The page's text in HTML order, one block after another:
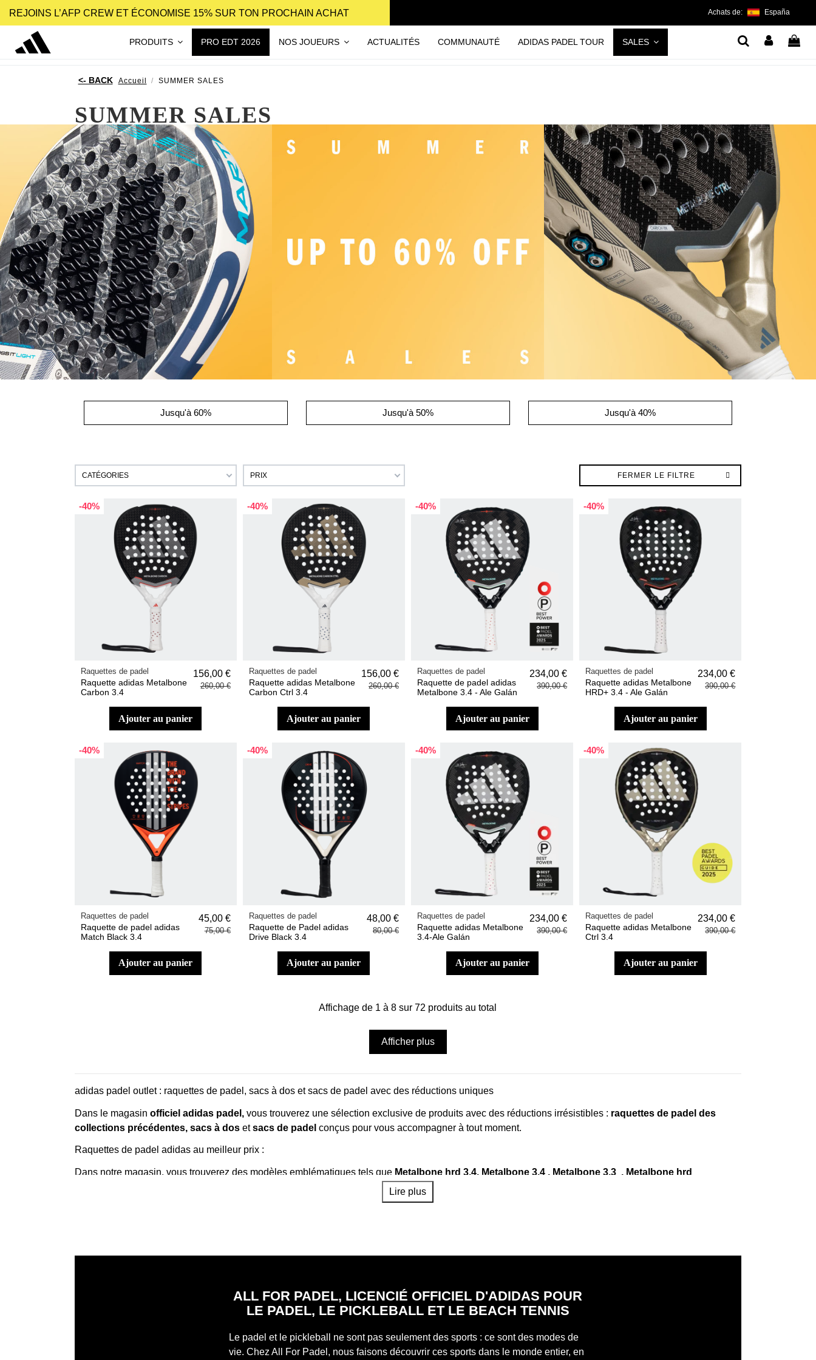
REJOINS L’AFP CREW ET ÉCONOMISE 15% SUR TON PROCHAIN ACHAT Achats de: España
PRODUITS PRO EDT 2026 NOS JOUEURS ACTUALITÉS COMMUNAUTÉ ADIDAS PADEL TOUR SALES
Accueil SUMMER SALES
SUMMER SALES
Jusqu'à 60% Jusqu'à 50% Jusqu'à 40%
CATÉGORIES PRIX FERMER LE FILTRE
-40%
Raquettes de padel
Raquette adidas Metalbone
Carbon 3.4
156,00 €
260,00 €
ajouter au panier
-40%
Raquettes de padel
Raquette adidas Metalbone
Carbon Ctrl 3.4
156,00 €
260,00 €
ajouter au panier
-40%
Raquettes de padel
Raquette de padel adidas
Metalbone 3.4 - Ale Galán
234,00 €
390,00 €
ajouter au panier
-40%
Raquettes de padel
Raquette adidas Metalbone
HRD+ 3.4 - Ale Galán
234,00 €
390,00 €
ajouter au panier
-40%
Raquettes de padel
Raquette de padel adidas
Match Black 3.4
45,00 €
75,00 €
ajouter au panier
-40%
Raquettes de padel
Raquette de Padel adidas
Drive Black 3.4
48,00 €
80,00 €
ajouter au panier
-40%
Raquettes de padel
Raquette adidas Metalbone
3.4-Ale Galán
234,00 €
390,00 €
ajouter au panier
-40%
Raquettes de padel
Raquette adidas Metalbone
Ctrl 3.4
234,00 €
390,00 €
ajouter au panier
Affichage de 1 à 8 sur 72 produits au total
Afficher plus
adidas padel outlet : raquettes de padel, sacs à dos et sacs de padel avec des réductions uniques
Dans le magasin officiel adidas padel ,vous trouverez une sélection exclusive de produits avec des réductions irrésistibles : raquettes de padel des
collections précédentes, sacs à dosetsacs de padel conçus pour vous accompagner à tout moment.
Raquettes de padel adidas au meilleur prix :
Dans notre magasin, vous trouverez des modèles emblématiques tels que Metalbone hrd 3.4, Metalbone 3.4 , Metalbone 3.3, Metalbone hrd
Adipower Multiweight CTRL 3.3
Sacs à dos Outlet : fonctionnalité et style ; Complétez votre équipement avec l'un de nos sacs à dos adidas en outlet, disponibles en différents formats,
couleurs et designs. Résistants, confortables et de grande capacité, ils sont parfaits pour transporter votre équipement de padel ainsi que pour votre routine
quotidienne. Fabriqués dans des matériaux durables et conçus pour être facilement transportés, nos sacs à dos allient praticité et style.
Sac à dos Multigame Gris 3.3, Sac à dos Protour Anthratice 3.3 ,sac à dos adidas protour blanc 3.4
Sacs de padel adidas : protégez votre équipement avec style ; Choisissez parmi nossacs de padel adidasà prix réduit, conçus pour transporter vos
Lire plus
ALL FOR PADEL, LICENCIÉ OFFICIEL D'ADIDAS POUR
LE PADEL, LE PICKLEBALL ET LE BEACH TENNIS
Le padel et le pickleball ne sont pas seulement des sports : ce sont des modes de
vie. Chez All For Padel, nous faisons découvrir ces sports dans le monde entier, en